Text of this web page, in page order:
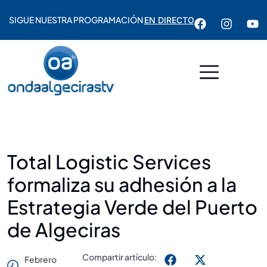
SIGUE NUESTRA PROGRAMACIÓNEN DIRECTO
Total Logistic Services
formaliza su adhesión a la
Estrategia Verde del Puerto
de Algeciras
Febrero
Compartir artículo: